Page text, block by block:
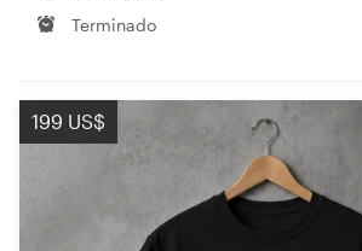
Terminado
199 US$